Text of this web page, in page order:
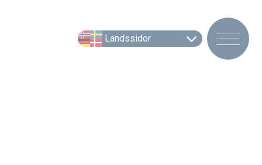
Landssidor